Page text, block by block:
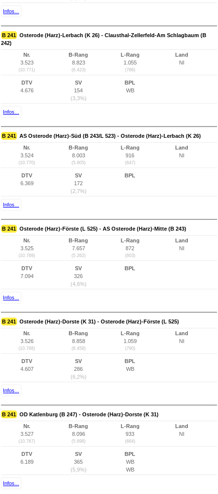
Infos...
B 241 Osterode (Harz)-Lerbach (K 26) - Clausthal-Zellerfeld-Am Schlagbaum (B
242)
Nr.
3.523
(10.771)
B-Rang
8.823
(6.423)
L-Rang
1.055
(786)
Land
NI
DTV
4.676
SV
154
(3,3%)
BPL
WB
Infos...
B 241 AS Osterode (Harz)-Süd (B 243/L 523) - Osterode (Harz)-Lerbach (K 26)
Nr.
3.524
(10.770)
B-Rang
8.003
(5.605)
L-Rang
916
(647)
Land
NI
DTV
6.369
SV
172
(2,7%)
BPL
Infos...
B 241 Osterode (Harz)-Förste (L 525) - AS Osterode (Harz)-Mitte (B 243)
Nr.
3.525
(10.769)
B-Rang
7.657
(5.262)
L-Rang
872
(603)
Land
NI
DTV
7.094
SV
326
(4,6%)
BPL
Infos...
B 241 Osterode (Harz)-Dorste (K 31) - Osterode (Harz)-Förste (L 525)
Nr.
3.526
(10.768)
B-Rang
8.858
(6.458)
L-Rang
1.059
(790)
Land
NI
DTV
4.607
SV
286
(6,2%)
BPL
WB
Infos...
B 241 OD Katlenburg (B 247) - Osterode (Harz)-Dorste (K 31)
Nr.
3.527
(10.767)
B-Rang
8.096
(5.698)
L-Rang
933
(664)
Land
NI
DTV
6.189
SV
365
(5,9%)
BPL
WB
WB
Infos...